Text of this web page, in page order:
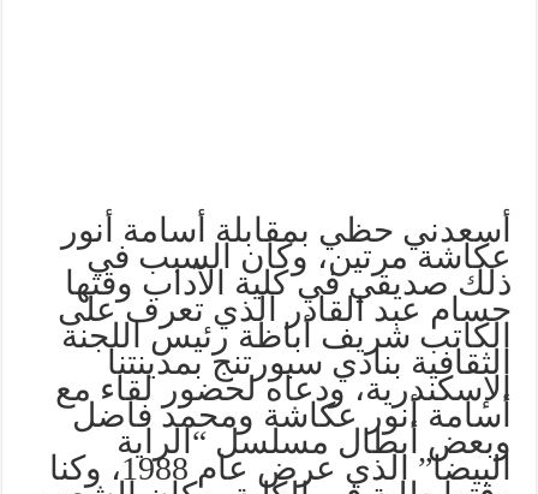
أسعدني حظي بمقابلة أسامة أنور
عكاشة مرتين، وكان السبب في
ذلك صديقي في كلية الآداب وقتها
حسام عبد القادر الذي تعرف على
الكاتب شريف أباظة رئيس اللجنة
الثقافية بنادي سبورتنج بمدينتنا
الإسكندرية، ودعاه لحضور لقاء مع
أسامة أنور عكاشة ومحمد فاضل
وبعض أبطال مسلسل “الراية
البيضا” الذي عرض عام 1988، وكنا